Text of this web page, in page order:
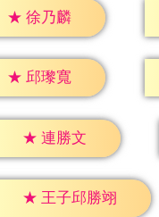
★ 徐乃麟
★ 邱瓈寬
★ 連勝文
★ 王子邱勝翊